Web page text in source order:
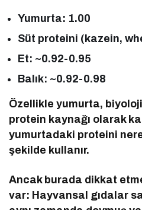
Yumurta: 1.00
Süt proteini (kazein,
Et: ~0.92-0.95
Balık: ~0.92-0.98
Özellikle yumurta,
protein kaynağı olarak
yumurtadaki proteini
şekilde kullanır.
Ancak burada dikkat
var: Hayvansal gıdalar